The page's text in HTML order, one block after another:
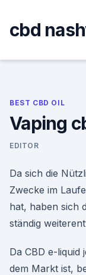
content
cbd
BEST CBD OIL
Vaping
EDITOR
Da sich die
Zwecke im
hat, haben sich
ständig
Da CBD e-
dem Markt ist,